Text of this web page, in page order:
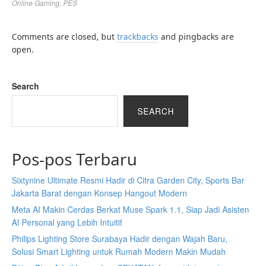
Online Gaming PES
Comments are closed, but trackbacks and pingbacks are
open.
Search
SEARCH
Pos-pos Terbaru
Sixtynine Ultimate Resmi Hadir di Citra Garden City, Sports Bar
Jakarta Barat dengan Konsep Hangout Modern
Meta AI Makin Cerdas Berkat Muse Spark 1.1, Siap Jadi Asisten
AI Personal yang Lebih Intuitif
Philips Lighting Store Surabaya Hadir dengan Wajah Baru,
Solusi Smart Lighting untuk Rumah Modern Makin Mudah